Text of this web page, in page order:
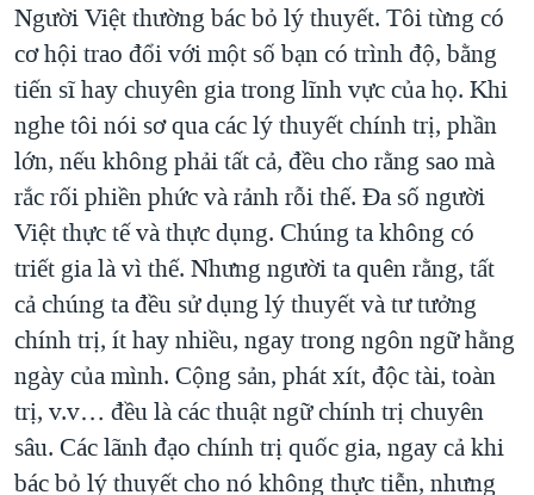
Người Việt thường bác bỏ lý thuyết. Tôi từng có
cơ hội trao đổi với một số bạn có trình độ, bằng
tiến sĩ hay chuyên gia trong lĩnh vực của họ. Khi
nghe tôi nói sơ qua các lý thuyết chính trị, phần
lớn, nếu không phải tất cả, đều cho rằng sao mà
rắc rối phiền phức và rảnh rỗi thế. Đa số người
Việt thực tế và thực dụng. Chúng ta không có
triết gia là vì thế. Nhưng người ta quên rằng, tất
cả chúng ta đều sử dụng lý thuyết và tư tưởng
chính trị, ít hay nhiều, ngay trong ngôn ngữ hằng
ngày của mình. Cộng sản, phát xít, độc tài, toàn
trị, v.v… đều là các thuật ngữ chính trị chuyên
sâu. Các lãnh đạo chính trị quốc gia, ngay cả khi
bác bỏ lý thuyết cho nó không thực tiễn, nhưng